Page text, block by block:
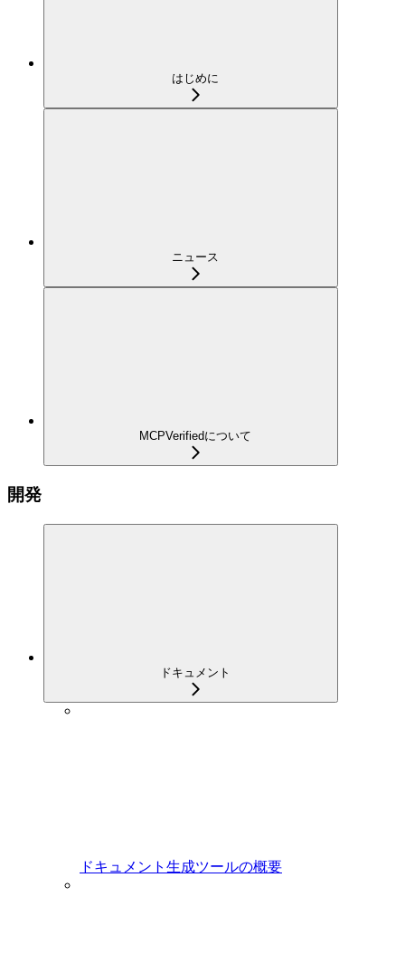
はじめに
ニュース
MCPVerifiedについて
開発
ドキュメント
ドキュメント生成ツールの概要